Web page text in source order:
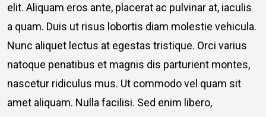
elit. Aliquam eros ante, placerat ac pulvinar at, iaculis
a quam. Duis ut risus lobortis diam molestie vehicula.
Nunc aliquet lectus at egestas tristique. Orci varius
natoque penatibus et magnis dis parturient montes,
nascetur ridiculus mus. Ut commodo vel quam sit
amet aliquam. Nulla facilisi. Sed enim libero,